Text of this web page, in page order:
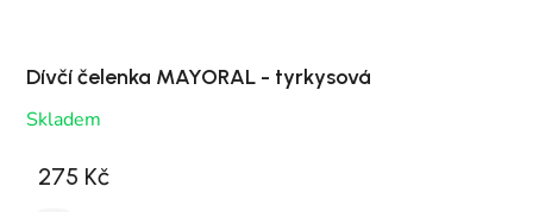
Dívčí čelenka MAYORAL - tyrkysová
Skladem
275 Kč